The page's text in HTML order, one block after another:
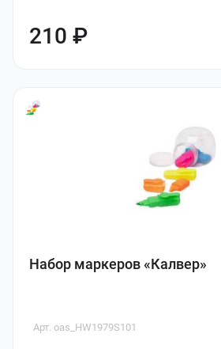
210 ₽
Набор маркеров «Калвер»
Арт. oas_HW1979S101